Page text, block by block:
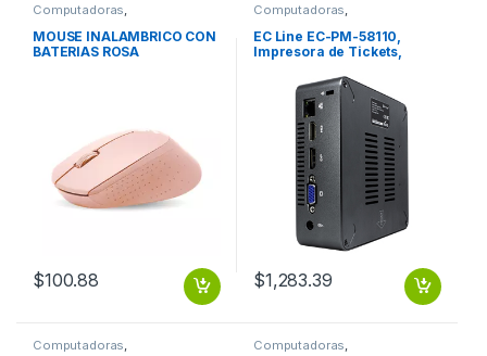
Computadoras
Computadoras de Escritorio
MOUSE INALAMBRICO CON
BATERIAS ROSA
$100.88
Computadoras
Computadoras de Escritorio
EC Line EC-PM-58110,
Impresora de Tickets,
Cortador Manual, Negro
VEL. DE IMPR 110 58 MM
$1,283.39
Computadoras, Computadoras,